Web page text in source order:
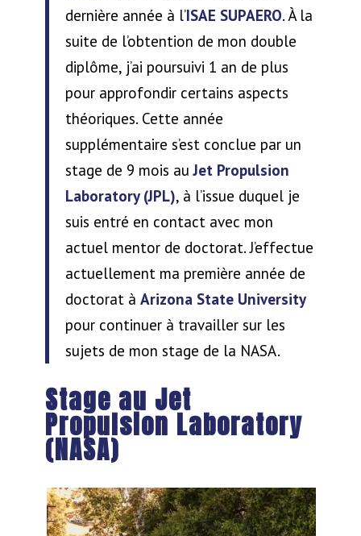
dernière année à l’ISAE SUPAERO. À la
suite de l’obtention de mon double
diplôme, j’ai poursuivi 1 an de plus
pour approfondir certains aspects
théoriques. Cette année
supplémentaire s’est conclue par un
stage de 9 mois auJet Propulsion
Laboratory (JPL), à l’issue duquel je
suis entré en contact avec mon
actuel mentor de doctorat. J’effectue
actuellement ma première année de
doctorat à Arizona State University
pour continuer à travailler sur les
sujets de mon stage de la NASA.
Stage au Jet
Propulsion Laboratory
(NASA)